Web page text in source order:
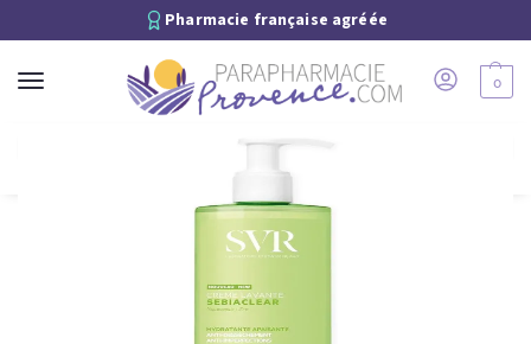
Pharmacie française agréée
0